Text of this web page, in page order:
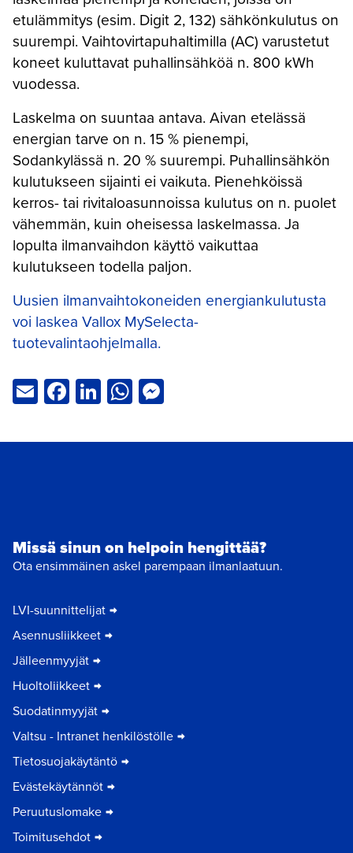
etulämmitys (esim. Digit 2, 132) sähkönkulutus on
suurempi. Vaihtovirtapuhaltimilla (AC) varustetut
koneet kuluttavat puhallinsähköä n. 800 kWh
vuodessa.
Laskelma on suuntaa antava. Aivan etelässä
energian tarve on n. 15 % pienempi,
Sodankylässä n. 20 % suurempi. Puhallinsähkön
kulutukseen sijainti ei vaikuta. Pienehköissä
kerros- tai rivitaloasunnoissa kulutus on n. puolet
vähemmän, kuin oheisessa laskelmassa. Ja
lopulta ilmanvaihdon käyttö vaikuttaa
kulutukseen todella paljon.
Uusien ilmanvaihtokoneiden energiankulutusta
voi laskea Vallox MySelecta-
tuotevalintaohjelmalla.
EmailFacebook
LinkedIn
WhatsApp
Missä sinun on helpoin hengittää?
Ota ensimmäinen askel parempaan ilmanlaatuun.
LVI-suunnittelijat
Asennusliikkeet
Jälleenmyyjät
Huoltoliikkeet
Suodatinmyyjät
Valtsu - Intranet henkilöstölle
Tietosuojakäytäntö
Evästekäytännöt
Peruutuslomake
Toimitusehdot